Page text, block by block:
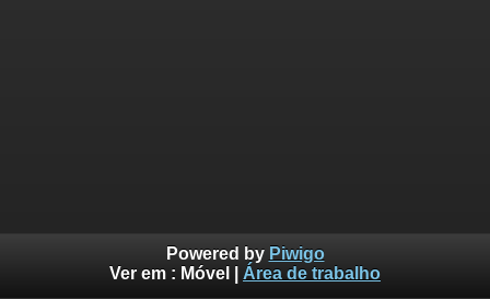
Powered by Piwigo
Ver em : Móvel Área de trabalho